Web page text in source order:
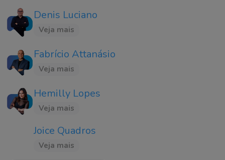
Denis Luciano
Veja mais
Fabrício Attanásio
Veja mais
Hemilly Lopes
Veja mais
Joice Quadros
Veja mais